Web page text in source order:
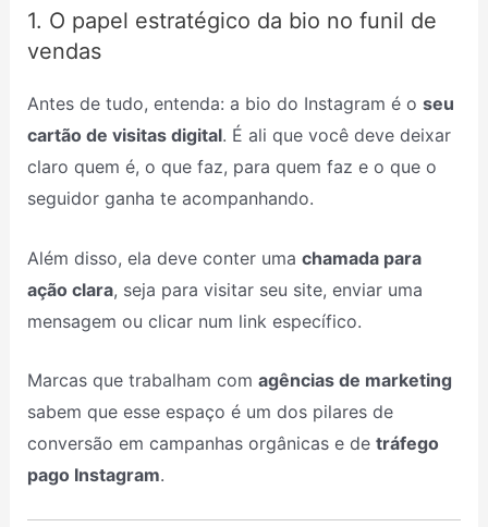
1. O papel estratégico da bio no funil de
vendas
Antes de tudo, entenda: a bio do Instagram é o seu
cartão de visitas digital. É ali que você deve deixar
claro quem é, o que faz, para quem faz e o que o
seguidor ganha te acompanhando.
Além disso, ela deve conter uma chamada para
ação clara, seja para visitar seu site, enviar uma
mensagem ou clicar num link específico.
Marcas que trabalham com agências de marketing
sabem que esse espaço é um dos pilares de
conversão em campanhas orgânicas e de tráfego
pago Instagram.